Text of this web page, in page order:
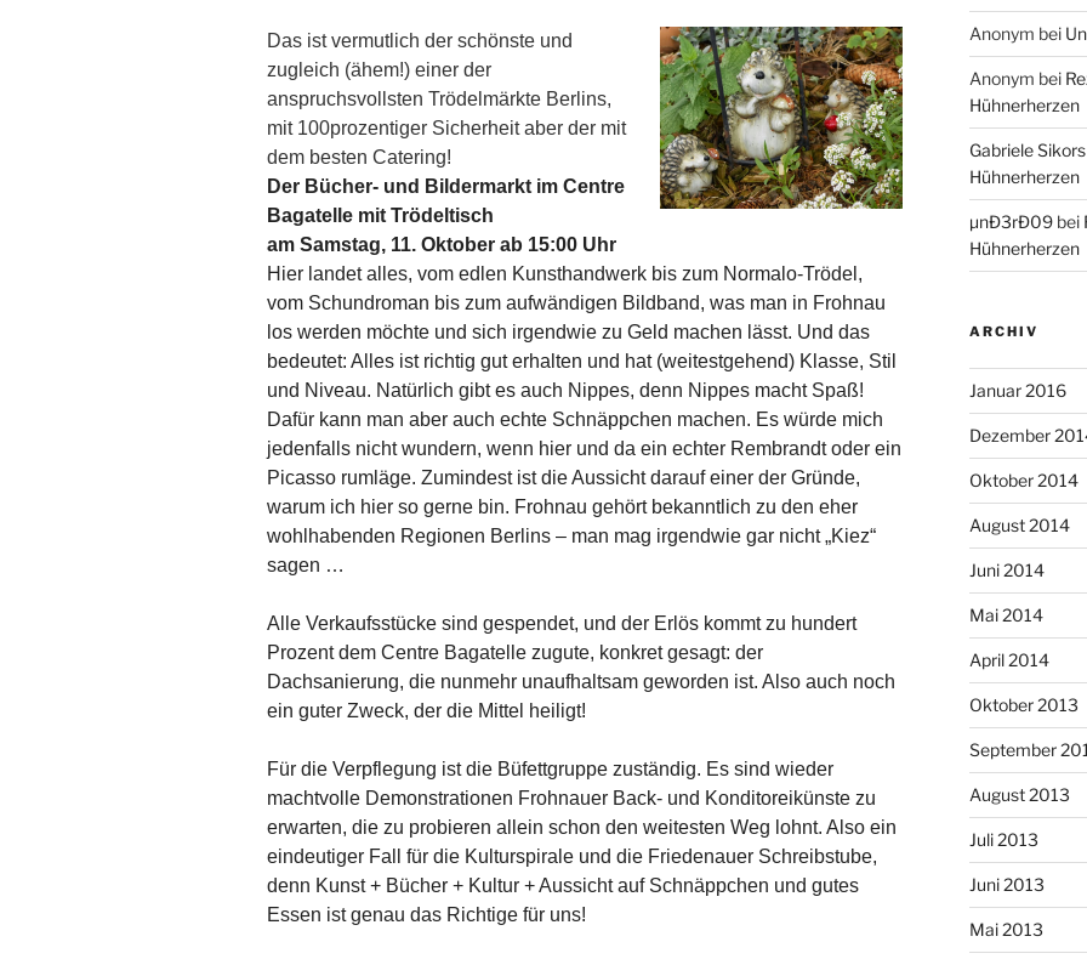
Das ist vermutlich der schönste und
zugleich (ähem!) einer der
anspruchsvollsten Trödelmärkte Berlins,
mit 100prozentiger Sicherheit aber der mit
dem besten Catering!
Der Bücher- und Bildermarkt im Centre
Bagatelle mit Trödeltisch
am Samstag, 11. Oktober ab 15:00 Uhr
Hier landet alles, vom edlen Kunsthandwerk bis zum Normalo-Trödel,
vom Schundroman bis zum aufwändigen Bildband, was man in Frohnau
los werden möchte und sich irgendwie zu Geld machen lässt. Und das
bedeutet: Alles ist richtig gut erhalten und hat (weitestgehend) Klasse, Stil
und Niveau. Natürlich gibt es auch Nippes, denn Nippes macht Spaß!
Dafür kann man aber auch echte Schnäppchen machen. Es würde mich
jedenfalls nicht wundern, wenn hier und da ein echter Rembrandt oder ein
Picasso rumläge. Zumindest ist die Aussicht darauf einer der Gründe,
warum ich hier so gerne bin. Frohnau gehört bekanntlich zu den eher
wohlhabenden Regionen Berlins – man mag irgendwie gar nicht „Kiez“
sagen …
Alle Verkaufsstücke sind gespendet, und der Erlös kommt zu hundert
Prozent dem Centre Bagatelle zugute, konkret gesagt: der
Dachsanierung, die nunmehr unaufhaltsam geworden ist. Also auch noch
ein guter Zweck, der die Mittel heiligt!
Für die Verpflegung ist die Büfettgruppe zuständig. Es sind wieder
machtvolle Demonstrationen Frohnauer Back- und Konditoreikünste zu
erwarten, die zu probieren allein schon den weitesten Weg lohnt. Also ein
eindeutiger Fall für die Kulturspirale und die Friedenauer Schreibstube,
denn Kunst + Bücher + Kultur + Aussicht auf Schnäppchen und gutes
Essen ist genau das Richtige für uns!
Anonym bei
Anonym bei
Hühnerherzen
Gabriele
Hühnerherzen
µnÐ3rÐ09bei
Hühnerherzen
ARCHIV
Januar 2016
Dezember
Oktober 2014
August 2014
Juni 2014
Mai 2014
April 2014
Oktober 2013
September
August 2013
Juli 2013
Juni 2013
Mai 2013